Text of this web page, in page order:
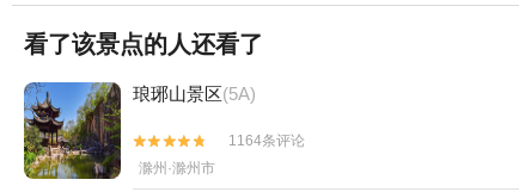
看了该景点的人还看了
琅琊山景区(5A)


1164条评论
滁州·滁州市